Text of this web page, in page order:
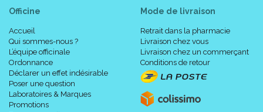
Officine
Accueil
Qui sommes-nous ?
L’équipe officinale
Ordonnance
Déclarer un effet indésirable
Poser une question
Laboratoires & Marques
Promotions
Mode de livraison
Retrait dans la pharmacie
Livraison chez vous
Livraison chez un commerçant
Conditions de retour